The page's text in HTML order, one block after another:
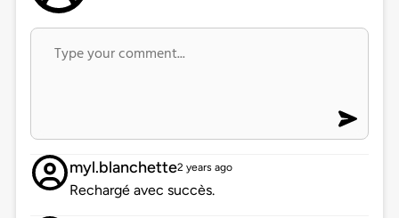
myl.blanchette2 years ago
Rechargé avec succès.